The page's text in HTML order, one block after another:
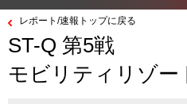
レポート/速報トップに戻る
ST-Q 第5戦
モビリティリゾー